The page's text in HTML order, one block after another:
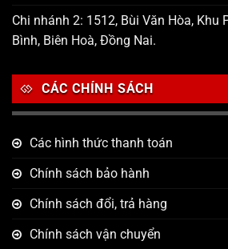
Chi nhánh 2: 1512, Bùi Văn Hòa, Khu
Bình, Biên Hoà, Đồng Nai.
CÁC CHÍNH SÁCH
Các hình thức thanh toán
Chính sách bảo hành
Chính sách đổi, trả hàng
Chính sách vận chuyển